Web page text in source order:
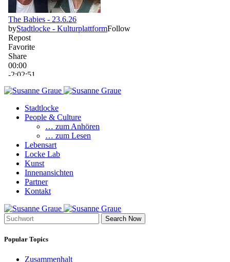
Stadtlocke
People & Culture
… zum Anhören
… zum Lesen
Lebensart
Locke Lab
Kunst
Innenansichten
Partner
Kontakt
Search Now
Popular Topics
Zusammenhalt